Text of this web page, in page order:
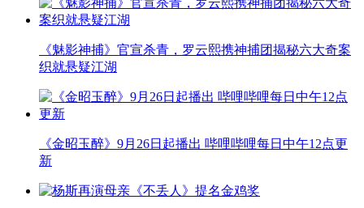
《魅影神捕》官宣杀青，罗云熙携神捕团揭秘六大奇案
织就悬疑江湖
《金昭玉醉》9月26日起播出 哔哩哔哩每日中午12点更
新